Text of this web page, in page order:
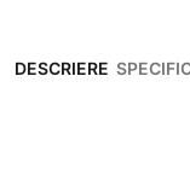
DESCRIERE